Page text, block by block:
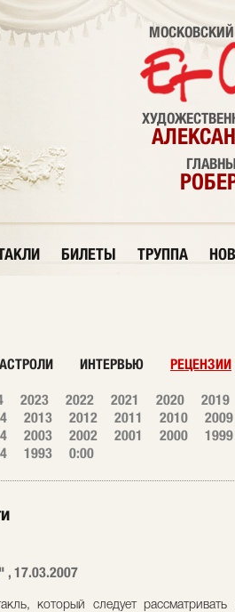
МОСКОВСКИЙ
БИЛЕТЫ ТРУППА
ИНТЕРВЬЮ РЕЦЕНЗИИ
2023 2022 2021 2020 2019
2013 2012 2011 2010 2009
2003 2002 2001 2000 1999
1993 0:00
, 17.03.2007
который следует рассматривать